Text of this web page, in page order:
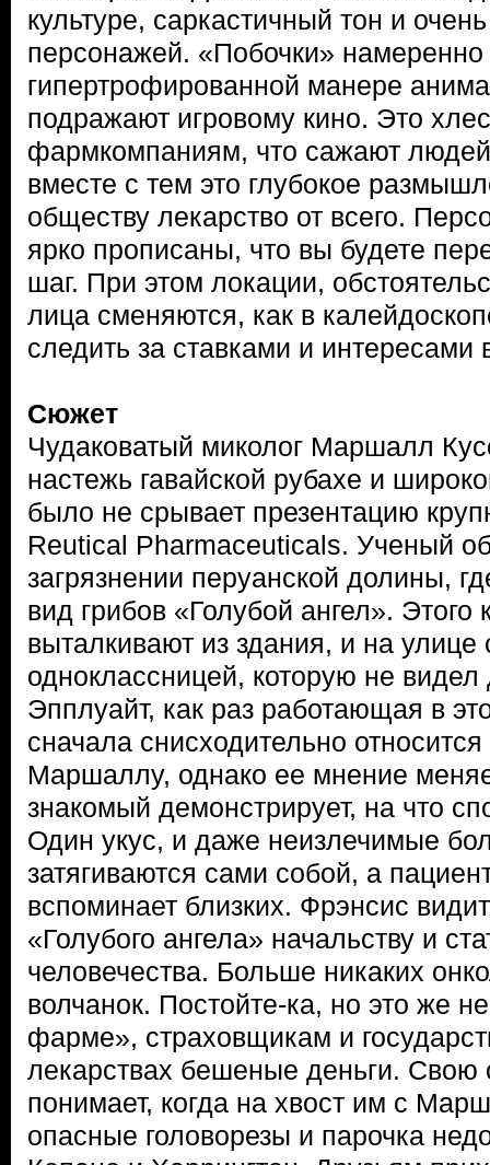
культуре, саркастичный тон и
персонажей. «Побочки»
гипертрофированной манере
подражают игровому кино. Это
фармкомпаниям, что сажают
вместе с тем это глубокое
обществу лекарство от всего.
ярко прописаны, что вы будете
шаг. При этом локации,
лица сменяются, как в
следить за ставками и интересами
Сюжет
Чудаковатый миколог Маршалл
настежь гавайской рубахе и
было не срывает презентацию
Reutical Pharmaceuticals. Ученый
загрязнении перуанской долины,
вид грибов «Голубой ангел». Этого
выталкивают из здания, и на улице
одноклассницей, которую не
Эпплуайт, как раз работающая в
сначала снисходительно
Маршаллу, однако ее мнение
знакомый демонстрирует, на что
Один укус, и даже неизлечимые
затягиваются сами собой, а
вспоминает близких. Фрэнсис
«Голубого ангела» начальству и
человечества. Больше никаких
волчанок. Постойте-ка, но это же
фарме», страховщикам и
лекарствах бешеные деньги. Свою
понимает, когда на хвост им с
опасные головорезы и парочка